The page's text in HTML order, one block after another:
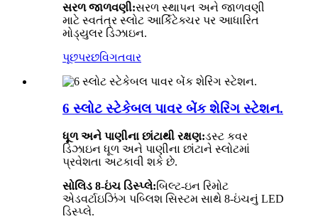
સરળ જાળવણી:સરળ સ્થાપન અને જાળવણી
માટે સ્વતંત્ર સ્લોટ આર્કિટેક્ચર પર આધારિત
મોડ્યુલર ડિઝાઇન.
પૂછપરછવિગતવાર
6 સ્લોટ સ્ટેકેબલ પાવર બેંક શેરિંગ સ્ટેશન.
ધૂળ અને પાણીના છાંટાથી રક્ષણ:ડસ્ટ કવર
ડિઝાઇન ધૂળ અને પાણીના છાંટાને સ્લોટમાં
પ્રવેશતા અટકાવી શકે છે.
સોલિડ 8-ઇંચ ડિસ્પ્લે:બિલ્ટ-ઇન રિમોટ
એડવર્ટાઇઝિંગ પબ્લિશ સિસ્ટમ સાથે 8-ઇંચનું LED
ડિસ્પ્લે.